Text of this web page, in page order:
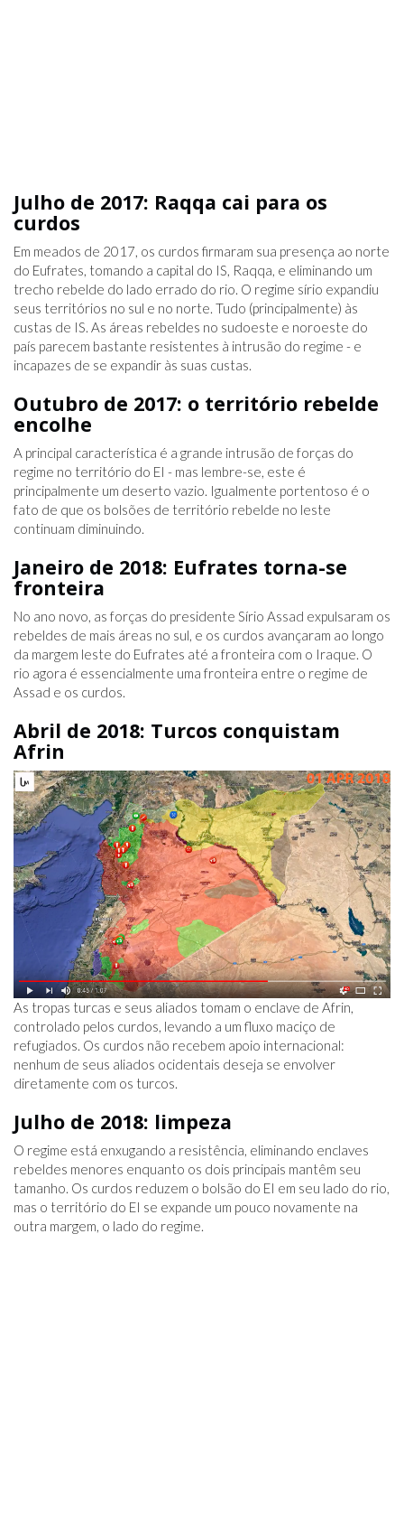
Julho de 2017: Raqqa cai para os
curdos
Em meados de 2017, os curdos firmaram sua presença ao norte
do Eufrates, tomando a capital do IS, Raqqa, e eliminando um
trecho rebelde do lado errado do rio. O regime sírio expandiu
seus territórios no sul e no norte. Tudo (principalmente) às
custas de IS. As áreas rebeldes no sudoeste e noroeste do
país parecem bastante resistentes à intrusão do regime - e
incapazes de se expandir às suas custas.
Outubro de 2017: o território rebelde
encolhe
A principal característica é a grande intrusão de forças do
regime no território do EI - mas lembre-se, este é
principalmente um deserto vazio. Igualmente portentoso é o
fato de que os bolsões de território rebelde no leste
continuam diminuindo.
Janeiro de 2018: Eufrates torna-se
fronteira
No ano novo, as forças do presidente Sírio Assad expulsaram os
rebeldes de mais áreas no sul, e os curdos avançaram ao longo
da margem leste do Eufrates até a fronteira com o Iraque. O
rio agora é essencialmente uma fronteira entre o regime de
Assad e os curdos.
Abril de 2018: Turcos conquistam
Afrin
As tropas turcas e seus aliados tomam o enclave de Afrin,
controlado pelos curdos, levando a um fluxo maciço de
refugiados. Os curdos não recebem apoio internacional:
nenhum de seus aliados ocidentais deseja se envolver
diretamente com os turcos.
Julho de 2018: limpeza
O regime está enxugando a resistência, eliminando enclaves
rebeldes menores enquanto os dois principais mantêm seu
tamanho. Os curdos reduzem o bolsão do EI em seu lado do rio,
mas o território do EI se expande um pouco novamente na
outra margem, o lado do regime.